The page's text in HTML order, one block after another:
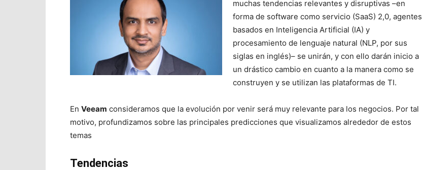
muchas tendencias relevantes y disruptivas –en
forma de software como servicio (SaaS) 2,0, agentes
basados en Inteligencia Artificial (IA) y
procesamiento de lenguaje natural (NLP, por sus
siglas en inglés)– se unirán, y con ello darán inicio a
un drástico cambio en cuanto a la manera como se
construyen y se utilizan las plataformas de TI.
En Veeam consideramos que la evolución por venir será muy relevante para los negocios. Por tal
motivo, profundizamos sobre las principales predicciones que visualizamos alrededor de estos
temas
Tendencias